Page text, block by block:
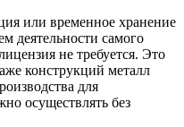
или временное хранение
деятельности самого
не требуется. Это
конструкций металл
для
осуществлять без